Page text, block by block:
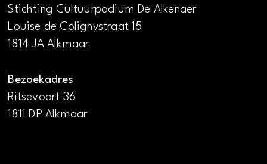
Stichting Cultuurpodium De Alkenaer
Louise de Colignystraat 15
1814 JA Alkmaar
Bezoekadres
Ritsevoort 36
1811 DP Alkmaar